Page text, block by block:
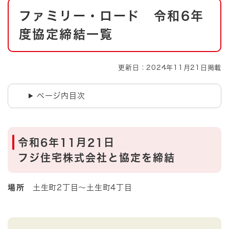
背景色変更 白 青
本
ファミリー・ロード 令和6年
度協定締結一覧
更新日：2024年11月21日掲載
ページ内目次
令和6年11月21日
フジ住宅株式会社と協定を締結
場所 土生町2丁目～土生町4丁目